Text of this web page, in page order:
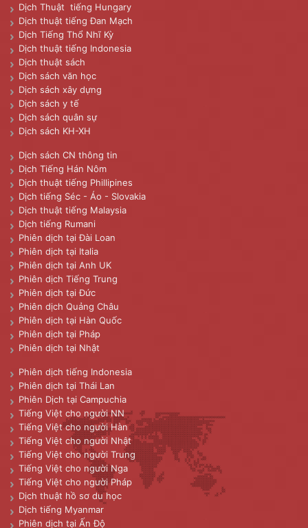
Dịch Thuật tiếng Hungary
Dịch thuật tiếng Đan Mạch
Dịch Tiếng Thổ Nhĩ Kỳ
Dịch thuật tiếng Indonesia
Dịch thuật sách
Dịch sách văn học
Dịch sách xây dựng
Dịch sách y tế
Dịch sách quân sự
Dịch sách KH-XH
Dịch sách CN thông tin
Dịch Tiếng Hán Nôm
Dịch thuật tiếng Phillipines
Dịch tiếng Séc - Áo - Slovakia
Dịch thuật tiếng Malaysia
Dịch tiếng Rumani
Phiên dịch tại Đài Loan
Phiên dịch tại Italia
Phiên dịch tại Anh UK
Phiên dịch Tiếng Trung
Phiên dịch tại Đức
Phiên dịch Quảng Châu
Phiên dịch tại Hàn Quốc
Phiên dịch tại Pháp
Phiên dịch tại Nhật
Phiên dịch tiếng Indonesia
Phiên dịch tại Thái Lan
Phiên Dịch tại Campuchia
Tiếng Việt cho người NN
Tiếng Việt cho người Hàn
Tiếng Việt cho người Nhật
Tiếng Việt cho người Trung
Tiếng Việt cho người Nga
Tiếng Việt cho người Pháp
Dịch thuật hồ sơ du học
Dịch tiếng Myanmar
Phiên dịch tại Ấn Độ